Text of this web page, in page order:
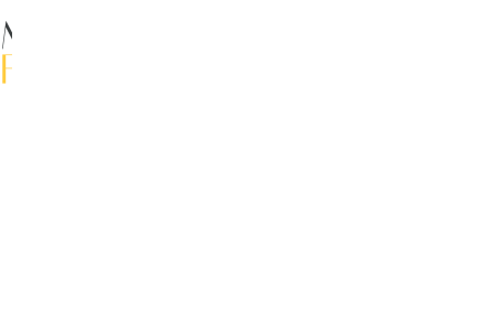
naar
de